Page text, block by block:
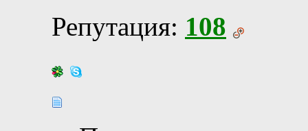
Репутация: 108